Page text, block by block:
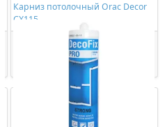
Карниз потолочный Orac Decor
CX115
685,00 ₽/шт
Купить